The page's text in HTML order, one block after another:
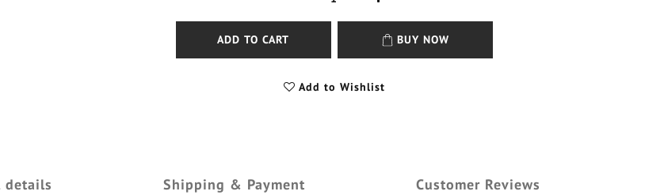
ADD TO CART BUY NOW
Add to Wishlist
details Shipping & Payment Customer Reviews